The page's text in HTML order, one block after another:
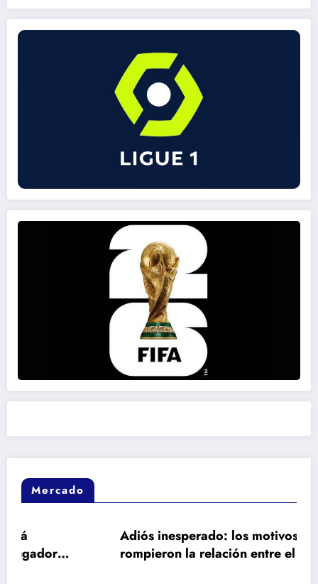
Mercado
Adiós inesperado: los motivos de fondo que
rompieron la relación entre el Barça y Ferran